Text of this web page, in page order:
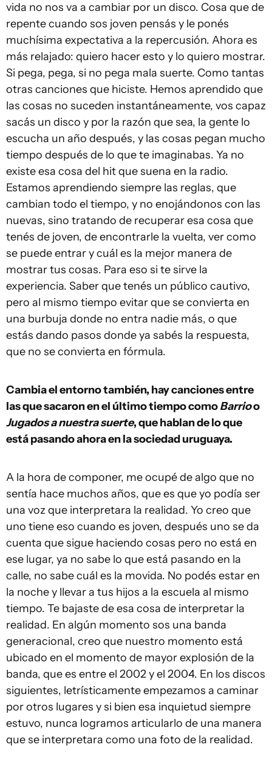
vida no nos va a cambiar por un disco. Cosa que de
repente cuando sos joven pensás y le ponés
muchísima expectativa a la repercusión. Ahora es
más relajado: quiero hacer esto y lo quiero mostrar.
Si pega, pega, si no pega mala suerte. Como tantas
otras canciones que hiciste. Hemos aprendido que
las cosas no suceden instantáneamente, vos capaz
sacás un disco y por la razón que sea, la gente lo
escucha un año después, y las cosas pegan mucho
tiempo después de lo que te imaginabas. Ya no
existe esa cosa del hit que suena en la radio.
Estamos aprendiendo siempre las reglas, que
cambian todo el tiempo, y no enojándonos con las
nuevas, sino tratando de recuperar esa cosa que
tenés de joven, de encontrarle la vuelta, ver como
se puede entrar y cuál es la mejor manera de
mostrar tus cosas. Para eso si te sirve la
experiencia. Saber que tenés un público cautivo,
pero al mismo tiempo evitar que se convierta en
una burbuja donde no entra nadie más, o que
estás dando pasos donde ya sabés la respuesta,
que no se convierta en fórmula.
Cambia el entorno también, hay canciones entre
las que sacaron en el último tiempo comoBarrioo
Jugados a nuestra suerte, que hablan de lo que
está pasando ahora en la sociedad uruguaya.
A la hora de componer, me ocupé de algo que no
sentía hace muchos años, que es que yo podía ser
una voz que interpretara la realidad. Yo creo que
uno tiene eso cuando es joven, después uno se da
cuenta que sigue haciendo cosas pero no está en
ese lugar, ya no sabe lo que está pasando en la
calle, no sabe cuál es la movida. No podés estar en
la noche y llevar a tus hijos a la escuela al mismo
tiempo. Te bajaste de esa cosa de interpretar la
realidad. En algún momento sos una banda
generacional, creo que nuestro momento está
ubicado en el momento de mayor explosión de la
banda, que es entre el 2002 y el 2004. En los discos
siguientes, letrísticamente empezamos a caminar
por otros lugares y si bien esa inquietud siempre
estuvo, nunca logramos articularlo de una manera
que se interpretara como una foto de la realidad.